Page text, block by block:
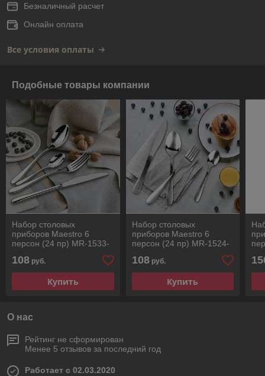
Безналичный расчет
Онлайн оплата
Все условия оплаты
Подобные товары компании
Набор столовых
приборов Maestro 6
персон (24 пр) MR-1533-
108 руб.
Купить
Набор столовых
приборов Maestro 6
персон (24 пр) MR-1524-
108руб.
Купить
О нас
Рейтинг не сформирован
Менее 5 отзывов за последний год
Работает с 02.03.2020